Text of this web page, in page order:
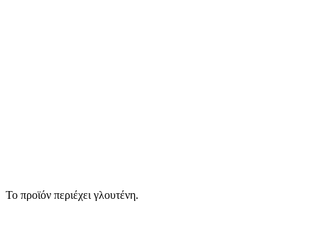
Το προϊόν περιέχει γλουτένη.